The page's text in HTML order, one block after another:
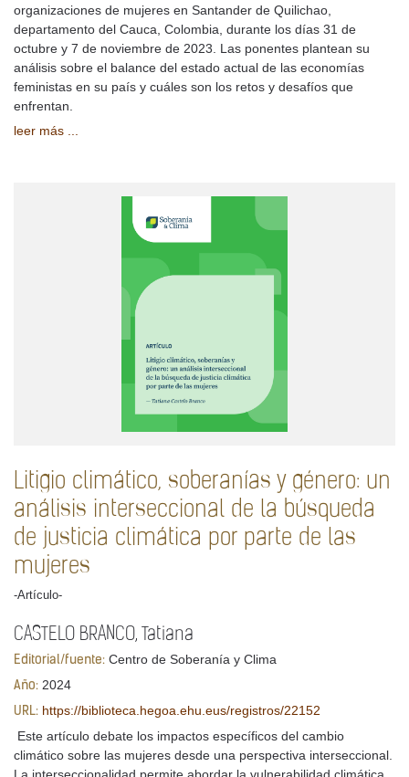
organizaciones de mujeres en Santander de Quilichao,
departamento del Cauca, Colombia, durante los días 31 de
octubre y 7 de noviembre de 2023. Las ponentes plantean su
análisis sobre el balance del estado actual de las economías
feministas en su país y cuáles son los retos y desafíos que
enfrentan.
leer más ...
Litigio climático, soberanías y género: un
análisis interseccional de la búsqueda
de justicia climática por parte de las
mujeres
-Artículo-
CASTELO BRANCO, Tatiana
Editorial/fuente: Centro de Soberanía y Clima
Año: 2024
URL: https://biblioteca.hegoa.ehu.eus/registros/22152
Este artículo debate los impactos específicos del cambio
climático sobre las mujeres desde una perspectiva interseccional.
La interseccionalidad permite abordar la vulnerabilidad climática